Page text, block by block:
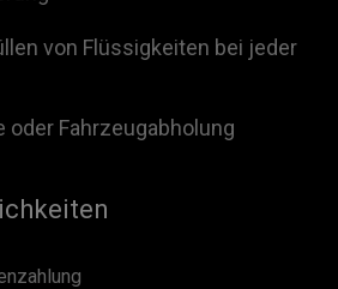
von Flüssigkeiten bei jeder
oder Fahrzeugabholung